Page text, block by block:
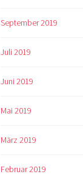
September 2019
Juli 2019
Juni 2019
Mai 2019
März 2019
Februar 2019